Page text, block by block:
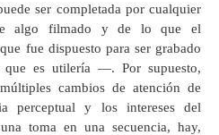
ser completada por cualquier
algo filmado y de lo que el
fue dispuesto para ser grabado
es utilería —. Por supuesto,
cambios de atención de
perceptual y los intereses del
toma en una secuencia, hay,